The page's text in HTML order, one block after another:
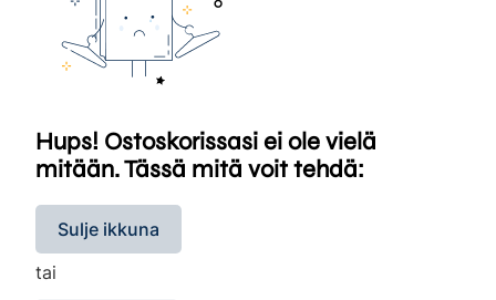
Hups! Ostoskorissasi ei ole vielä
mitään. Tässä mitä voit tehdä:
Sulje ikkuna
tai